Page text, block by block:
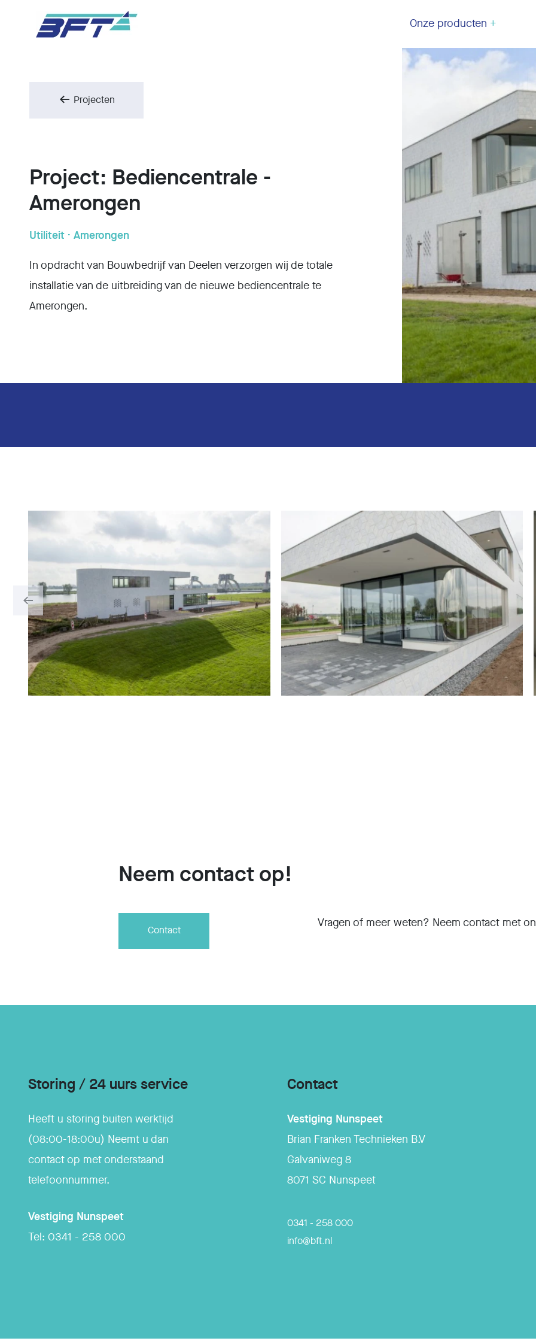
Onze producten +
Projecten
Project: Bediencentrale -
Amerongen
Utiliteit · Amerongen
In opdracht van Bouwbedrijf van Deelen verzorgen wij de totale
installatie van de uitbreiding van de nieuwe bediencentrale te
Amerongen.
Neem contact op!
Contact
Vragen of meer weten? Neem contact met
Storing / 24 uurs service
Heeft u storing buiten werktijd
(08:00-18:00u) Neemt u dan
contact op met onderstaand
telefoonnummer.
Vestiging Nunspeet
Tel: 0341 - 258 000
Contact
Vestiging Nunspeet
Brian Franken Technieken B.V
Galvaniweg 8
8071 SC Nunspeet
0341 - 258 000
info@bft.nl